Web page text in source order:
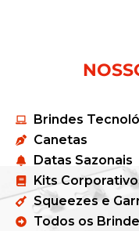
Brindes
Canetas
Datas Sazonais
Kits
Squeezes e
Todos os